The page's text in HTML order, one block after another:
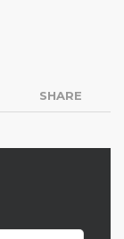
SHARE